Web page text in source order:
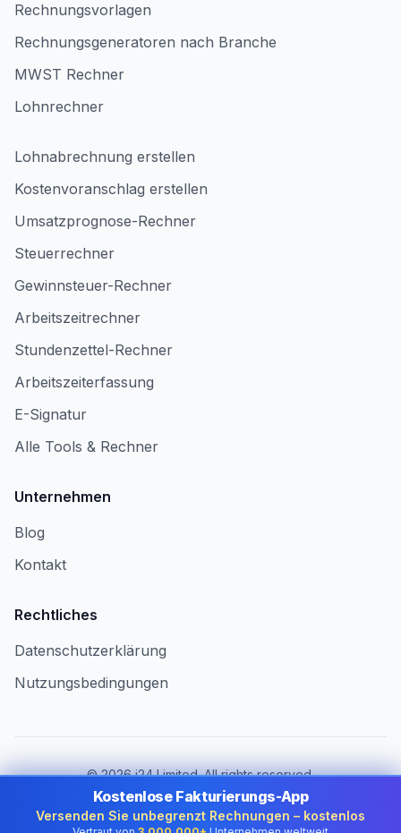
Rechnungsvorlagen
Rechnungsgeneratoren nach Branche
MWST Rechner
Lohnrechner
Lohnabrechnung erstellen
Kostenvoranschlag erstellen
Umsatzprognose-Rechner
Steuerrechner
Gewinnsteuer-Rechner
Arbeitszeitrechner
Stundenzettel-Rechner
Arbeitszeiterfassung
E-Signatur
Alle Tools & Rechner
Unternehmen
Blog
Kontakt
Rechtliches
Datenschutzerklärung
Nutzungsbedingungen
©2026i24 Limited. All rights reserved.
Für Unternehmen in Switzerland
Land wechseln:
Switzerland
Kostenlose Fakturierungs-App
Versenden Sie unbegrenzt Rechnungen – kostenlos